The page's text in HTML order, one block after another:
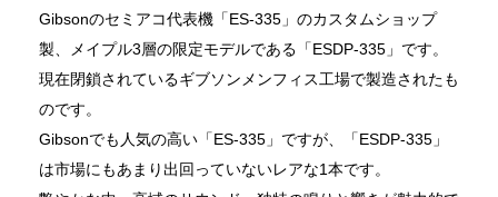
Gibsonのセミアコ代表機「ES-335」のカスタムショップ
製、メイプル3層の限定モデルである「ESDP-335」です。
現在閉鎖されているギブソンメンフィス工場で製造されたも
のです。
Gibsonでも人気の高い「ES-335」ですが、「ESDP-335」
は市場にもあまり出回っていないレアな1本です。